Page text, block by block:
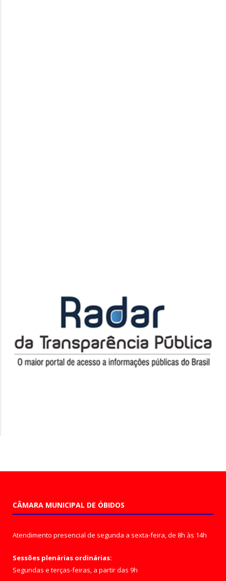
CÂMARA MUNICIPAL DE ÓBIDOS
Atendimento presencial de segunda a sexta-feira, de 8h às 14h
Sessões plenárias ordinárias:
Segundas e terças-feiras, a partir das 9h